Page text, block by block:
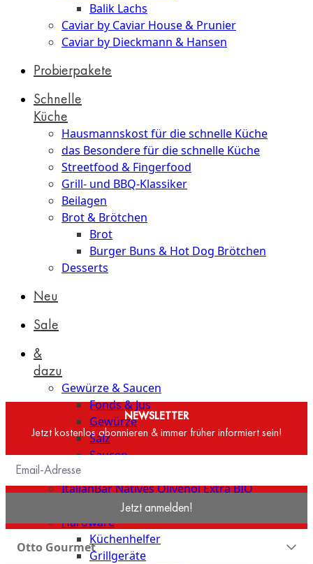
Balik Lachs
Caviar by Caviar House & Prunier
Caviar by Dieckmann & Hansen
Probierpakete
Schnelle
Küche
Hausmannskost für die schnelle Küche
das Besondere für die schnelle Küche
Streetfood & Fingerfood
Grill- und BBQ-Klassiker
Beilagen
Brot & Brötchen
Brot
Burger Buns & Hot Dog Brötchen
Desserts
Neu
Sale
&
dazu
Gewürze & Saucen
Fonds & Jus
Gewürze
Salz
Saucen
Butter, Fett & Schmalz
ItalianBar Natives Olivenöl Extra BIO
Hardware
Küchenhelfer
Grillgeräte
NEWSLETTER
Jetzt kostenlos abonnieren & immer früher informiert sein!
Jetzt anmelden!
Otto Gourmet